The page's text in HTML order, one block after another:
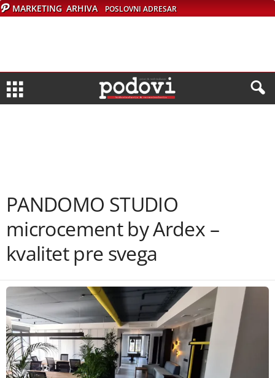
MARKETING ARHIVA POSLOVNI ADRESAR
PANDOMO STUDIO
microcement by Ardex –
kvalitet pre svega